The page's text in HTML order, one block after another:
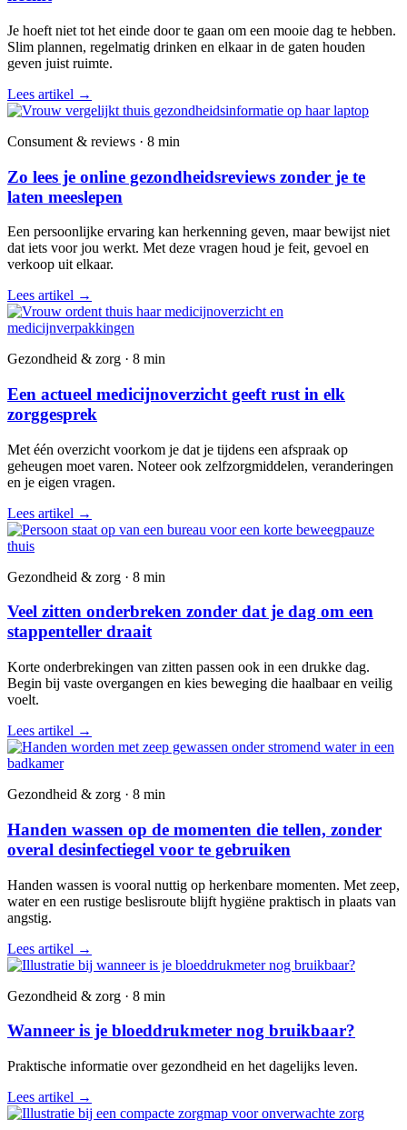
Je hoeft niet tot het einde door te gaan om een mooie dag te hebben.
Slim plannen, regelmatig drinken en elkaar in de gaten houden
geven juist ruimte.
Lees artikel →
Consument & reviews · 8 min
Zo lees je online gezondheidsreviews zonder je te
laten meeslepen
Een persoonlijke ervaring kan herkenning geven, maar bewijst niet
dat iets voor jou werkt. Met deze vragen houd je feit, gevoel en
verkoop uit elkaar.
Lees artikel →
Gezondheid & zorg · 8 min
Een actueel medicijnoverzicht geeft rust in elk
zorggesprek
Met één overzicht voorkom je dat je tijdens een afspraak op
geheugen moet varen. Noteer ook zelfzorgmiddelen, veranderingen
en je eigen vragen.
Lees artikel →
Gezondheid & zorg · 8 min
Veel zitten onderbreken zonder dat je dag om een
stappenteller draait
Korte onderbrekingen van zitten passen ook in een drukke dag.
Begin bij vaste overgangen en kies beweging die haalbaar en veilig
voelt.
Lees artikel →
Gezondheid & zorg · 8 min
Handen wassen op de momenten die tellen, zonder
overal desinfectiegel voor te gebruiken
Handen wassen is vooral nuttig op herkenbare momenten. Met zeep,
water en een rustige beslisroute blijft hygiëne praktisch in plaats van
angstig.
Lees artikel →
Gezondheid & zorg · 8 min
Wanneer is je bloeddrukmeter nog bruikbaar?
Praktische informatie over gezondheid en het dagelijks leven.
Lees artikel →